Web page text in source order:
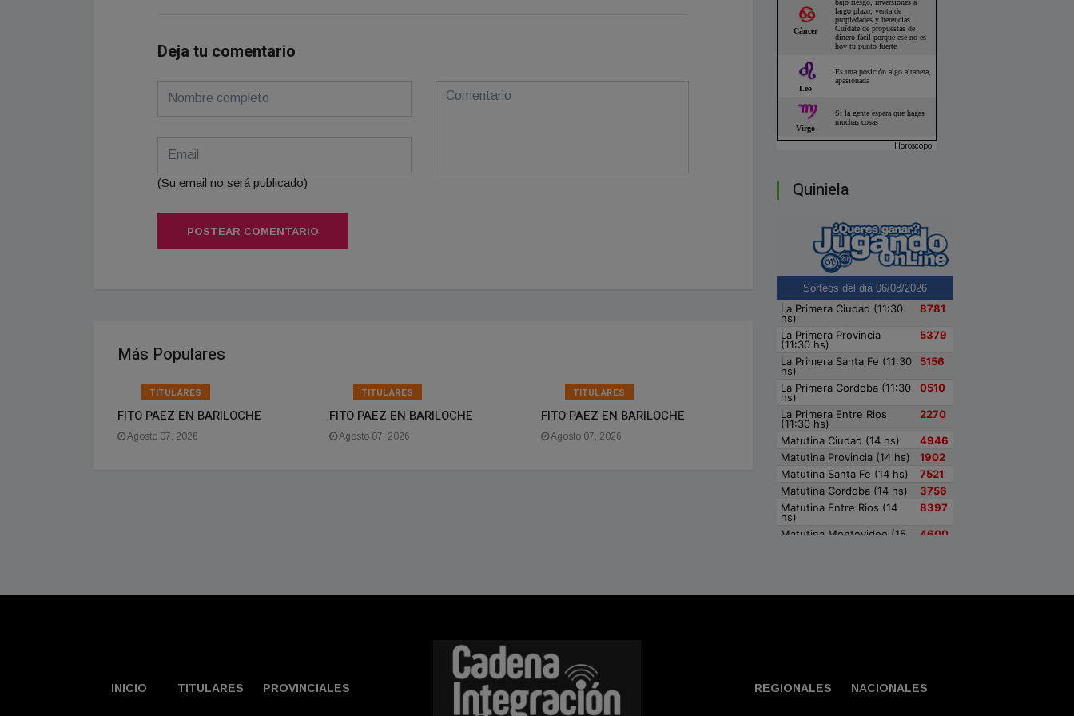
Deja tu comentario
(Su email no será publicado)
POSTEAR COMENTARIO
Más Populares
TITULARES
FITO PAEZ EN BARILOCHE
Agosto 07, 2026
TITULARES
FITO PAEZ EN BARILOCHE
Agosto 07, 2026
TITULARES
FITO PAEZ EN BARILOCHE
Agosto 07, 2026
TITULARES
FITO PAEZ EN BARILOCHE
Agosto 07, 2026
Horoscopo
Quiniela
INICIO TITULARES PROVINCIALES REGIONALES NACIONALES